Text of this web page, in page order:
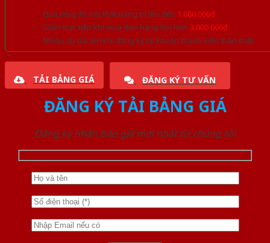
Quà tặng đồ nội thất trang trí lên đến 1.000.000đ
Giảm trực tiếp khi mua đơn hàng lớn hơn 3.000.000đ
Nhiều ưu đãi lớn khi đăng ký tài khoản thành viên thân thiết
TẢI BẢNG GIÁ ĐĂNG KÝ TƯ VẤN
ĐĂNG KÝ TẢI BẢNG GIÁ
Đăng ký nhận báo giá mới nhất từ chúng tôi